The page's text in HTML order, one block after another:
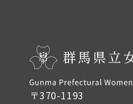
〒370-1193